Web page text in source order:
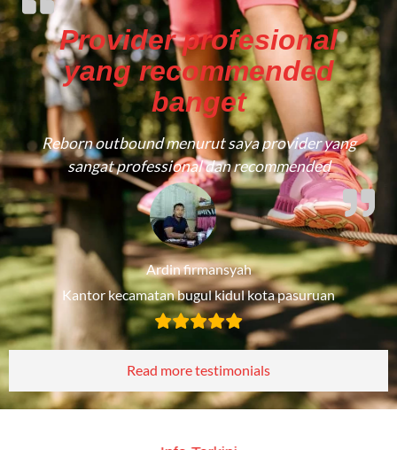
Provider profesional
yang recommended
banget
Reborn outbound menurut saya provider yang
sangat professional dan recommended
Ardin firmansyah
Kantor kecamatan bugul kidul kota pasuruan
Read more testimonials